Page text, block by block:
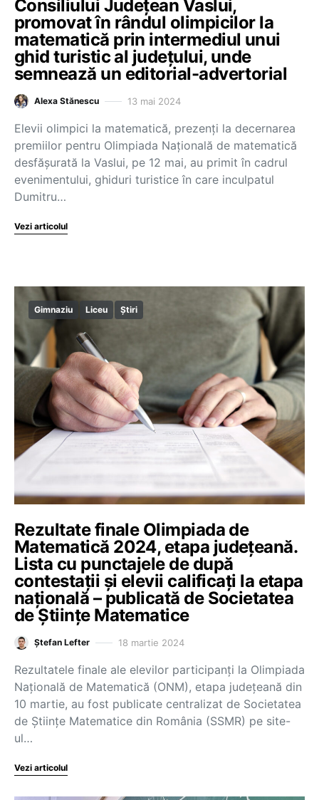
Consiliului Județean Vaslui,
promovat în rândul olimpicilor la
matematică prin intermediul unui
ghid turistic al județului, unde
semnează un editorial-advertorial
Alexa Stănescu 13 mai 2024
Elevii olimpici la matematică, prezenți la decernarea
premiilor pentru Olimpiada Națională de matematică
desfășurată la Vaslui, pe 12 mai, au primit în cadrul
evenimentului, ghiduri turistice în care inculpatul
Dumitru…
Vezi articolul
Gimnaziu Liceu Știri
Rezultate finale Olimpiada de
Matematică 2024, etapa județeană.
Lista cu punctajele de după
contestații și elevii calificați la etapa
națională – publicată de Societatea
de Științe Matematice
Ștefan Lefter 18 martie 2024
Rezultatele finale ale elevilor participanți la Olimpiada
Națională de Matematică (ONM), etapa județeană din
10 martie, au fost publicate centralizat de Societatea
de Științe Matematice din România (SSMR) pe site-
ul…
Vezi articolul